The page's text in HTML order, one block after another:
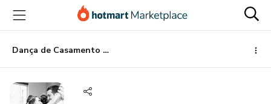
para
conteúdo
principal
para
pagamento
para
rodapé
Dança de Casamento - Valsa Clássica